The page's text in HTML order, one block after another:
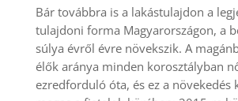
Bár továbbra is a lakástulajdon a
tulajdoni forma Magyarországon, a
súlya évről évre növekszik. A
élők aránya minden korosztályban
ezredforduló óta, és ez a növekedés